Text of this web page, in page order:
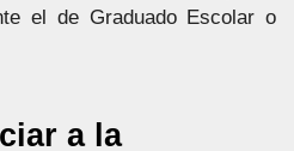
el de Graduado Escolar o
a la